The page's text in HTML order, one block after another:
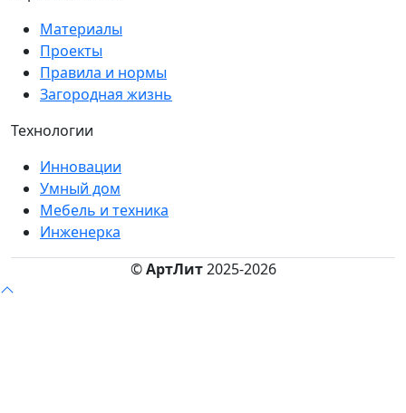
Материалы
Проекты
Правила и нормы
Загородная жизнь
Технологии
Инновации
Умный дом
Мебель и техника
Инженерка
©АртЛит2025-2026